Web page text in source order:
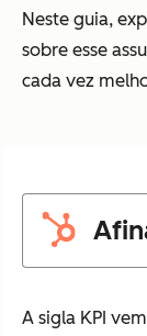
Neste guia,
sobre esse
cada vez
A sigla KPI